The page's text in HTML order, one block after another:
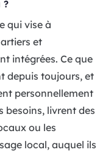
?
qui vise à
et
intégrées. Ce que
depuis toujours, et
personnellement
besoins, livrent des
ou les
local, auquel ils